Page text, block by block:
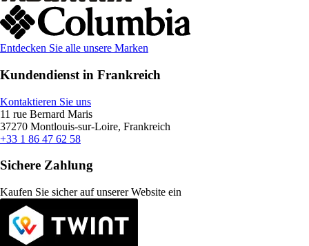
Entdecken Sie alle unsere Marken
Kundendienst in Frankreich
Kontaktieren Sie uns
11 rue Bernard Maris
37270 Montlouis-sur-Loire, Frankreich
+33 1 86 47 62 58
Sichere Zahlung
Kaufen Sie sicher auf unserer Website ein